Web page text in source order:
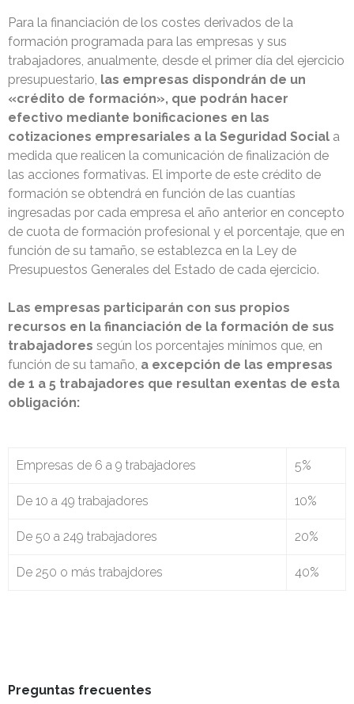
Para la financiación de los costes derivados de la
formación programada para las empresas y sus
trabajadores, anualmente, desde el primer día del ejercicio
presupuestario, las empresas dispondrán de un
«crédito de formación», que podrán hacer
efectivo mediante bonificaciones en las
cotizaciones empresariales a la Seguridad Social a
medida que realicen la comunicación de finalización de
las acciones formativas. El importe de este crédito de
formación se obtendrá en función de las cuantías
ingresadas por cada empresa el año anterior en concepto
de cuota de formación profesional y el porcentaje, que en
función de su tamaño, se establezca en la Ley de
Presupuestos Generales del Estado de cada ejercicio.
Las empresas participarán con sus propios
recursos en la financiación de la formación de sus
trabajadores según los porcentajes mínimos que, en
función de su tamaño, a excepción de las empresas
de 1 a 5 trabajadores que resultan exentas de esta
obligación:
Empresas de 6 a 9 trabajadores 5%
De 10 a 49 trabajadores 10%
De 50 a 249 trabajadores 20%
De 250 o más trabajdores 40%
Preguntas frecuentes